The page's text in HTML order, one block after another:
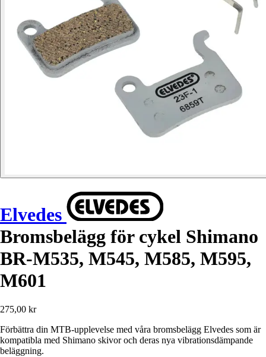
Elvedes
Bromsbelägg för cykel Shimano
BR-M535, M545, M585, M595,
M601
275,00 kr
Förbättra din MTB-upplevelse med våra bromsbelägg Elvedes som är
kompatibla med Shimano skivor och deras nya vibrationsdämpande
beläggning.